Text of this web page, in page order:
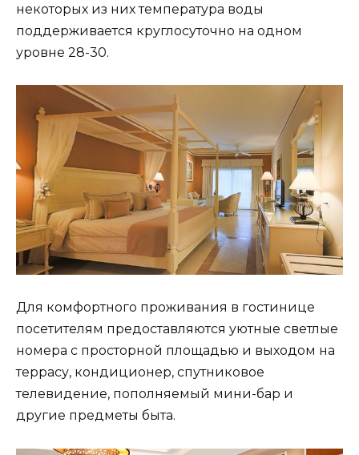
некоторых из них температура воды
поддерживается круглосуточно на одном
уровне 28-30.
Для комфортного проживания в гостинице
посетителям предоставляются уютные светлые
номера с просторной площадью и выходом на
террасу, кондиционер, спутниковое
телевидение, пополняемый мини-бар и
другие предметы быта.